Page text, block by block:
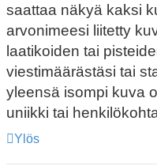
saattaa näkyä kaksi
arvonimeesi liitetty
laatikoiden tai
viestimäärästäsi tai
yleensä isompi kuva
uniikki tai
Ylös